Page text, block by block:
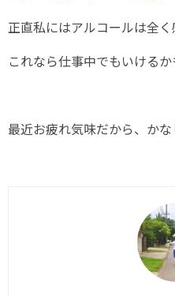
正直私にはアルコールは全く
これなら仕事中でもいけるか
最近お疲れ気味だから、かな